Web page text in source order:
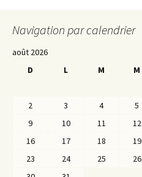
Navigation par calendrier
août 2026
D
L M M
2
3 4 5
9
10 11 12
16
17 18 19
23
24 25 26